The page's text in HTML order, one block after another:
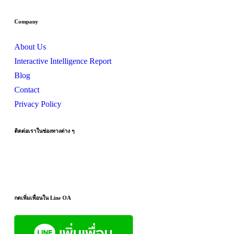
Company
About Us
Interactive Intelligence Report
Blog
Contact
Privacy Policy
ติดต่อเราในช่องทางต่าง ๆ
กดเพิ่มเพื่อนในLine OA